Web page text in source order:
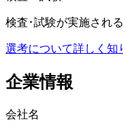
検査･試験が実施され
選考について詳しく知
企業情報
会社名